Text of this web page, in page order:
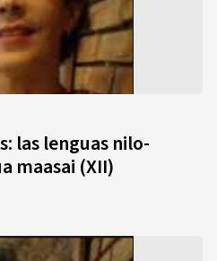
las lenguas nilo-
maasai (XII)